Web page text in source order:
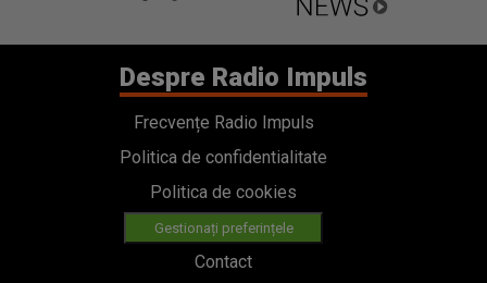
Despre Radio Impuls
Frecvențe Radio Impuls
Politica de confidentialitate
Politica de cookies
Gestionați preferințele
Contact